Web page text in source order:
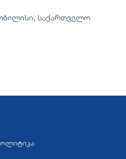
საქართველო